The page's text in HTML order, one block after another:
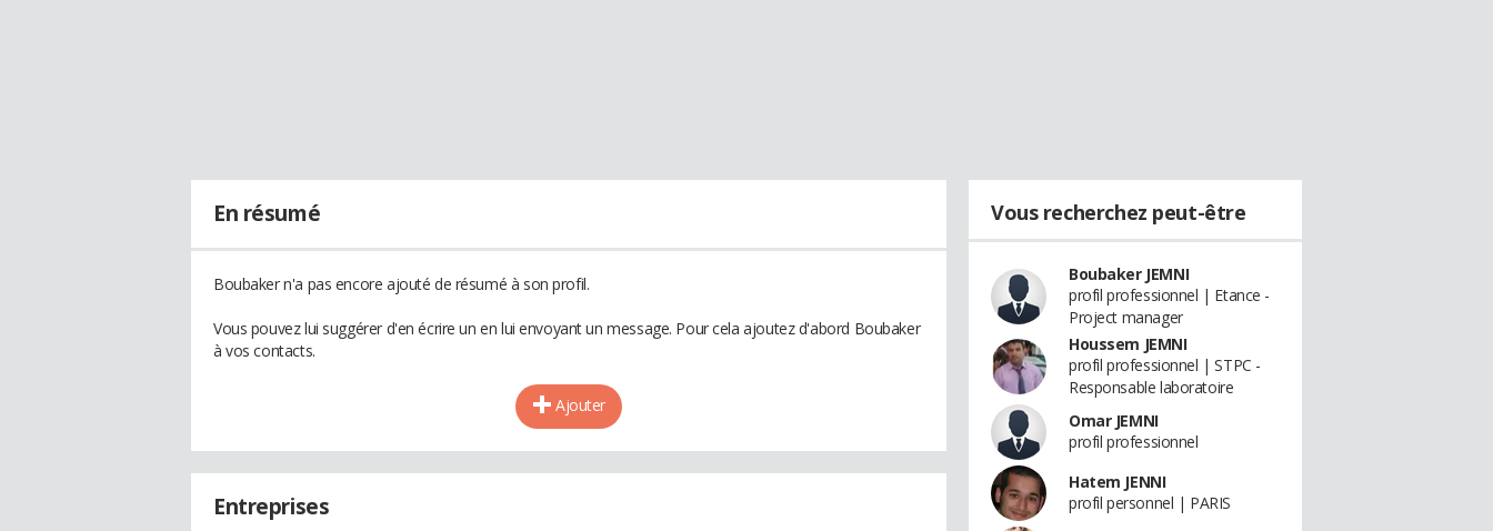
En résumé
Boubaker n'a pas encore ajouté de résumé à son profil.
Vous pouvez lui suggérer d'en écrire un en lui envoyant un message. Pour cela ajoutez d'abord Boubaker
à vos contacts.
Ajouter
Entreprises
Vous recherchez peut-être
Boubaker JEMNI
profil professionnel | Etance -
Project manager
Houssem JEMNI
profil professionnel | STPC -
Responsable laboratoire
Omar JEMNI
profil professionnel
Hatem JENNI
profil personnel | PARIS